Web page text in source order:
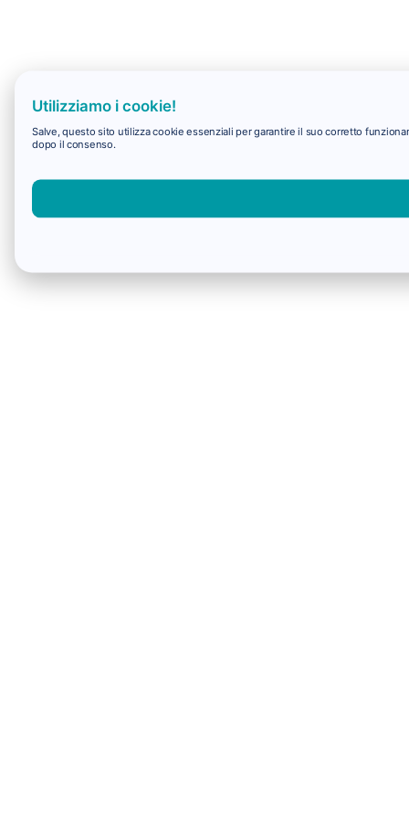
Utilizziamo i cookie!
Salve, questo sito utilizza cookie essenziali per garantire il suo corretto
dopo il consenso.